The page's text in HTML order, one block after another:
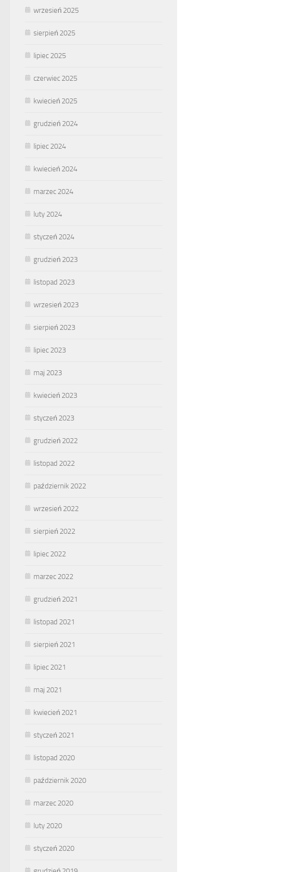
wrzesień 2025
sierpień 2025
lipiec 2025
czerwiec 2025
kwiecień 2025
grudzień 2024
lipiec 2024
kwiecień 2024
marzec 2024
luty 2024
styczeń 2024
grudzień 2023
listopad 2023
wrzesień 2023
sierpień 2023
lipiec 2023
maj 2023
kwiecień 2023
styczeń 2023
grudzień 2022
listopad 2022
październik 2022
wrzesień 2022
sierpień 2022
lipiec 2022
marzec 2022
grudzień 2021
listopad 2021
sierpień 2021
lipiec 2021
maj 2021
kwiecień 2021
styczeń 2021
listopad 2020
październik 2020
marzec 2020
luty 2020
styczeń 2020